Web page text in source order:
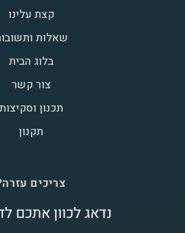
קצת עלינו
שאלות
בלוג הבית
צור קשר
תכנון וסקיצות
תקנון
צריכים
נדאג לכוון אתכם